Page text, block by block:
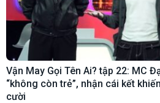
Vận May Gọi Tên Ai? tập 22: MC
“không còn trẻ”, nhận cái kết
cười